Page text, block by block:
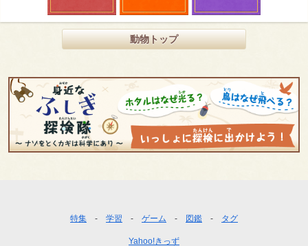
動物トップ
特集 学習 ゲーム 図鑑 タグ
Yahoo!きっず